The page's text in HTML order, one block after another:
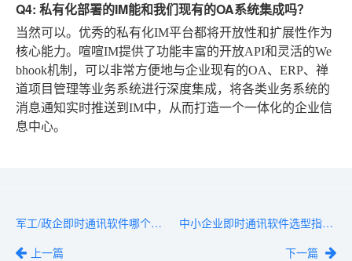
Q4: 私有化部署的IM能和我们现有的OA系统集成吗？
当然可以。优秀的私有化IM平台都将开放性和扩展性作为
核心能力。喧喧IM提供了功能丰富的开放API和灵活的We
bhook机制，可以非常方便地与企业现有的OA、ERP、禅
道项目管理等业务系统进行深度集成，将各类业务系统的
消息通知实时推送到IM中，从而打造一个一体化的企业信
息中心。
军工/政企即时通讯软件哪个好？安全与信创是关键指标
上一篇
中小企业即时通讯软件选型指南：预算1万-10万怎么选？
下一篇